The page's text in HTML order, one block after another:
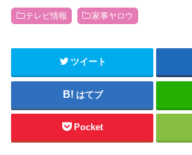
テレビ情報 家事ヤロウ
ツイート
はてブ
Pocket